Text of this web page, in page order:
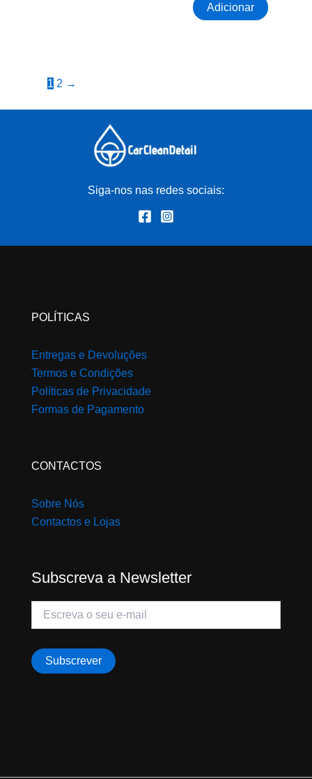
Adicionar
1 2 →
Siga-nos nas redes sociais:
POLÍTICAS
Entregas e Devoluções
Termos e Condições
Políticas de Privacidade
Formas de Pagamento
CONTACTOS
Sobre Nós
Contactos e Lojas
Subscreva a Newsletter